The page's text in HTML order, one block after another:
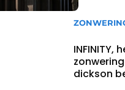
INFINITY,
dickson